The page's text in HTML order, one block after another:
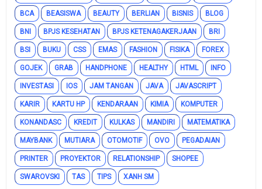
BCA BEASISWA BEAUTY BERLIAN BISNIS BLOG
BNI BPJS KESEHATAN BPJS KETENAGAKERJAAN BRI
BSI BUKU CSS EMAS FASHION FISIKA FOREX
GOJEK GRAB HANDPHONE HEALTHY HTML INFO
INVESTASI IOS JAM TANGAN JAVA JAVASCRIPT
KARIR KARTU HP KENDARAAN KIMIA KOMPUTER
KONANDASC KREDIT KULKAS MANDIRI MATEMATIKA
MAYBANK MUTIARA OTOMOTIF OVO PEGADAIAN
PRINTER PROYEKTOR RELATIONSHIP SHOPEE
SWAROVSKI TAS TIPS XANH SM